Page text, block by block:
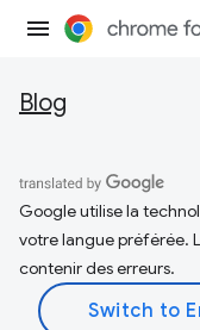
Blog
Google utilise la
votre langue préférée.
contenir des erreurs.